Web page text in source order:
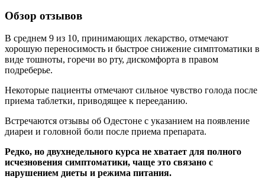
Обзор отзывов
В среднем 9 из 10, принимающих лекарство, отмечают
хорошую переносимость и быстрое снижение симптоматики в
виде тошноты, горечи во рту, дискомфорта в правом
подреберье.
Некоторые пациенты отмечают сильное чувство голода после
приема таблетки, приводящее к перееданию.
Встречаются отзывы об Одестоне с указанием на появление
диареи и головной боли после приема препарата.
Редко, но двухнедельного курса не хватает для полного
исчезновения симптоматики, чаще это связано с
нарушением диеты и режима питания.